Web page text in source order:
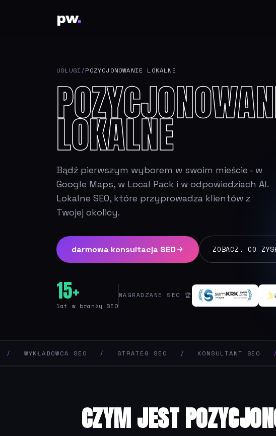
pw.
USŁUGI /POZYCJONOWANIE LOKALNE
LOKALNE
Bądź pierwszym wyborem w swoim mieście - w
Google Maps, w Local Pack i w odpowiedziach AI.
Lokalne SEO, które przyprowadza klientów z
Twojej okolicy.
darmowa konsultacja SEO ZOBACZ, CO
15+
lat w branży SEO
NAGRADZANE SEO 🏆
SEO / STRATEG SEO / KONSULTANT SEO /
CZYM JEST